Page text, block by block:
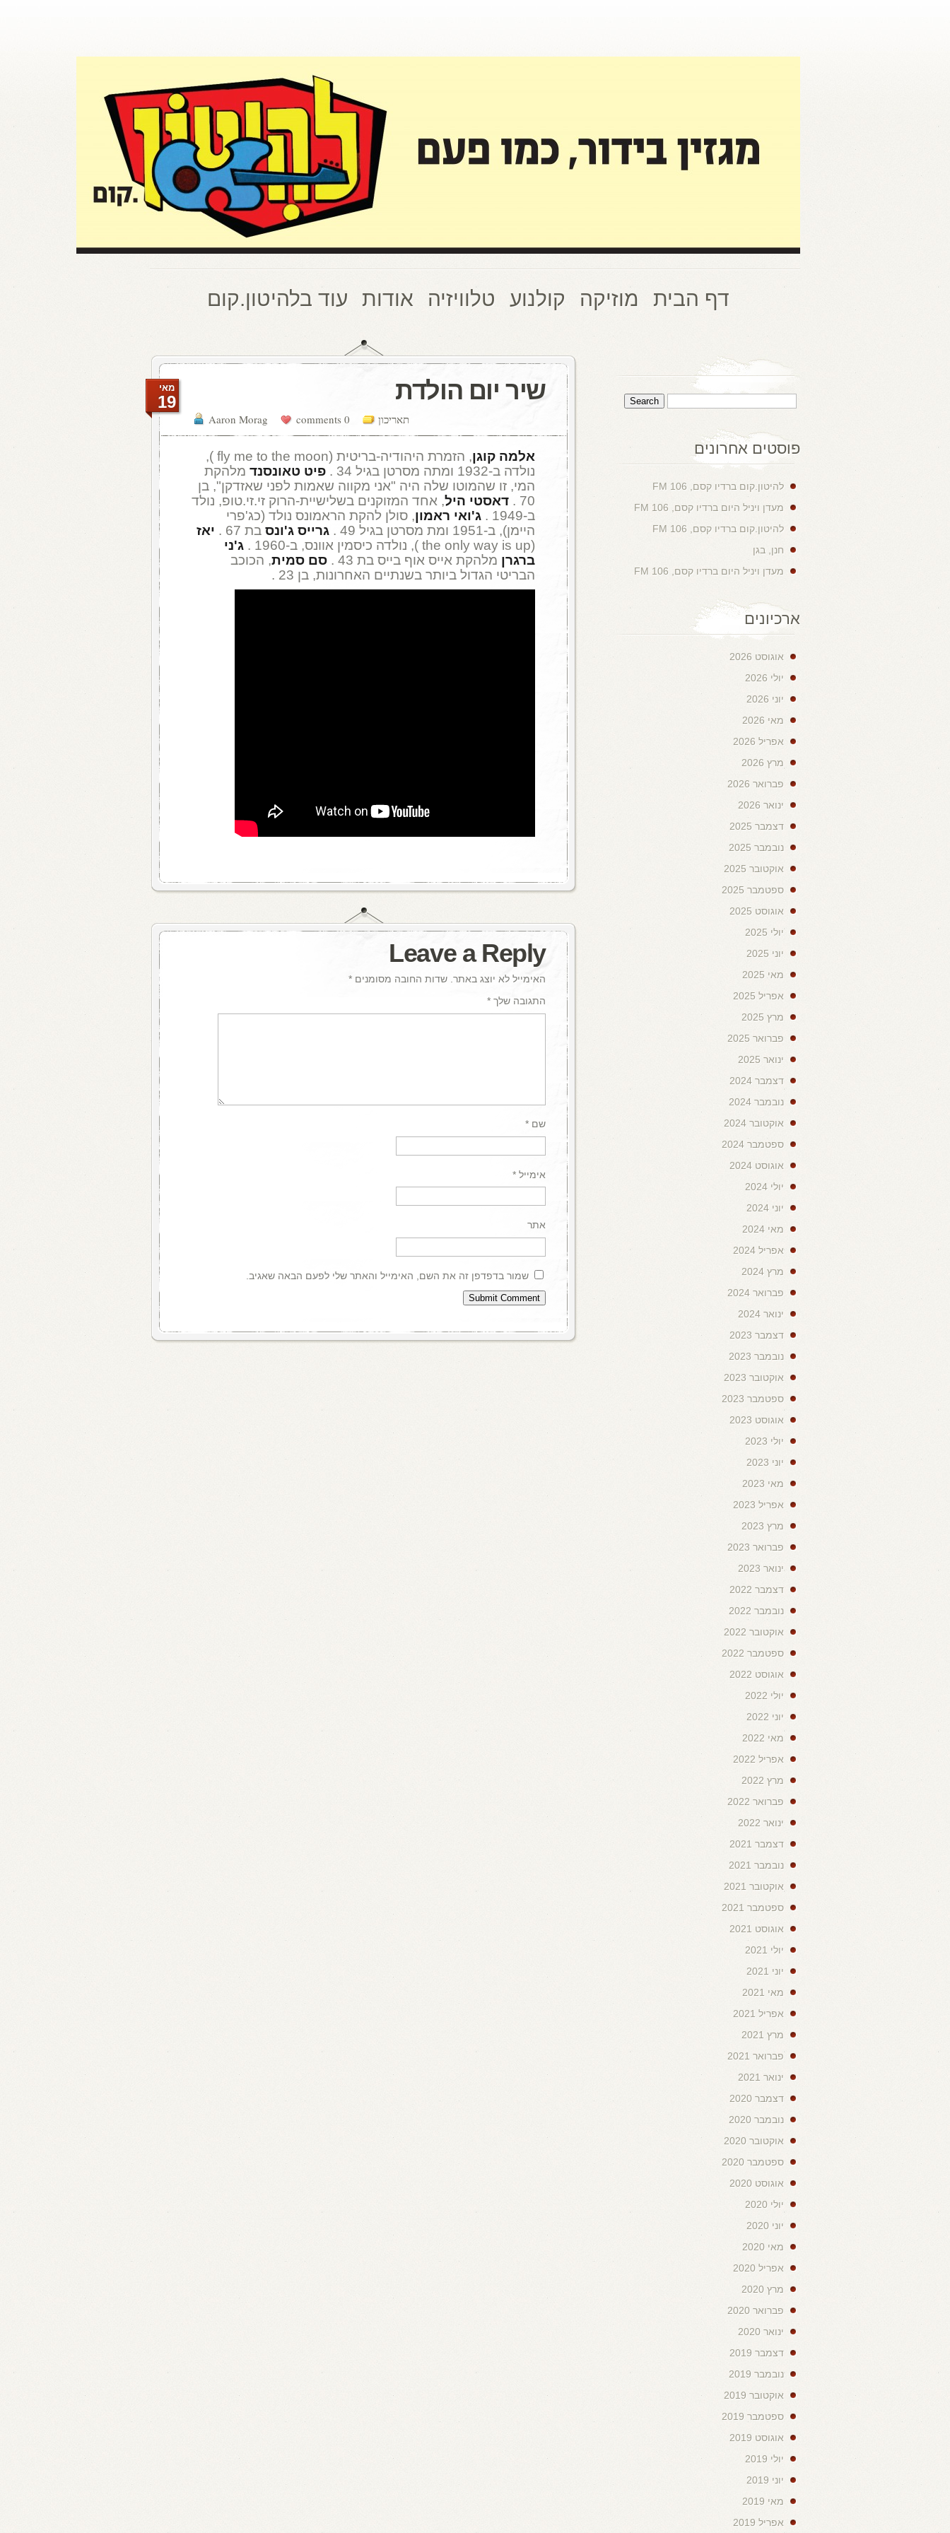
דף הבית מוזיקה קולנוע טלוויזיה אודות עוד בלהיטון.קום
שיר יום הולדת
Aaron Morag 0 comments תאריכון
מאי
19
אלמה קוגן
, הזמרת היהודיה-בריטית (fly me to the moon ),
נולדה ב-1932 ומתה מסרטן בגיל 34 .
פיט טאונסנד מלהקת
המי, זו שהמוטו שלה היה "אני מקווה שאמות לפני שאזדקן", בן
70 .
דאסטי היל, אחד המזוקנים בשלישיית-הרוק זי.זי.טופ, נולד
ב-1949 .
ג'ואי ראמון, סולן להקת הראמונס נולד (כג'פרי
היימן), ב-1951 ומת מסרטן בגיל 49 .
גרייס ג'ונס בת 67 .
יאז
(the only way is up ), נולדה כיסמין אוונס, ב-1960 .
ג'ני
ברגרן מלהקת אייס אוף בייס בת 43 . סם סמית, הכוכב
הבריטי הגדול ביותר בשנתיים האחרונות, בן 23 .
Leave a Reply
האימייל לא יוצג באתר. שדות החובה מסומנים *
התגובה שלך *
שם *
אימייל *
אתר
שמור בדפדפן זה את השם, האימייל והאתר שלי לפעם הבאה שאגיב.
פוסטים אחרונים
להיטון.קום ברדיו קסם, 106 FM
מעדן ויניל היום ברדיו קסם, 106 FM
להיטון.קום ברדיו קסם, 106 FM
חנן, בגן
מעדן ויניל היום ברדיו קסם, 106 FM
ארכיונים
אוגוסט 2026
יולי 2026
יוני 2026
מאי 2026
אפריל 2026
מרץ 2026
פברואר 2026
ינואר 2026
דצמבר 2025
נובמבר 2025
אוקטובר 2025
ספטמבר 2025
אוגוסט 2025
יולי 2025
יוני 2025
מאי 2025
אפריל 2025
מרץ 2025
פברואר 2025
ינואר 2025
דצמבר 2024
נובמבר 2024
אוקטובר 2024
ספטמבר 2024
אוגוסט 2024
יולי 2024
יוני 2024
מאי 2024
אפריל 2024
מרץ 2024
פברואר 2024
ינואר 2024
דצמבר 2023
נובמבר 2023
אוקטובר 2023
ספטמבר 2023
אוגוסט 2023
יולי 2023
יוני 2023
מאי 2023
אפריל 2023
מרץ 2023
פברואר 2023
ינואר 2023
דצמבר 2022
נובמבר 2022
אוקטובר 2022
ספטמבר 2022
אוגוסט 2022
יולי 2022
יוני 2022
מאי 2022
אפריל 2022
מרץ 2022
פברואר 2022
ינואר 2022
דצמבר 2021
נובמבר 2021
אוקטובר 2021
ספטמבר 2021
אוגוסט 2021
יולי 2021
יוני 2021
מאי 2021
אפריל 2021
מרץ 2021
פברואר 2021
ינואר 2021
דצמבר 2020
נובמבר 2020
אוקטובר 2020
ספטמבר 2020
אוגוסט 2020
יולי 2020
יוני 2020
מאי 2020
אפריל 2020
מרץ 2020
פברואר 2020
ינואר 2020
דצמבר 2019
נובמבר 2019
אוקטובר 2019
ספטמבר 2019
אוגוסט 2019
יולי 2019
יוני 2019
מאי 2019
אפריל 2019